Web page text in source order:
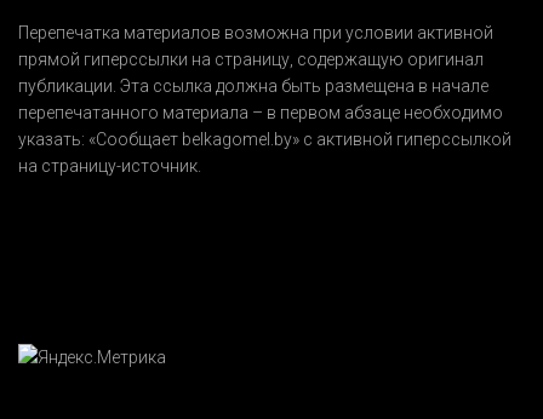
Перепечатка материалов возможна при условии активной
прямой гиперссылки на страницу, содержащую оригинал
публикации. Эта ссылка должна быть размещена в начале
перепечатанного материала – в первом абзаце необходимо
указать: «Сообщает belkagomel.by» с активной гиперссылкой
на страницу-источник.